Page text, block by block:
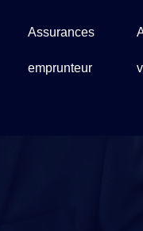
Assurances
emprunteur